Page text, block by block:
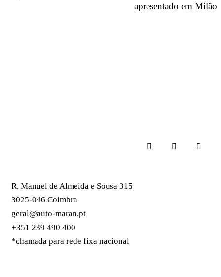
apresentado em Milão
R. Manuel de Almeida e Sousa 315
3025-046 Coimbra
geral@auto-maran.pt
+351 239 490 400
*chamada para rede fixa nacional